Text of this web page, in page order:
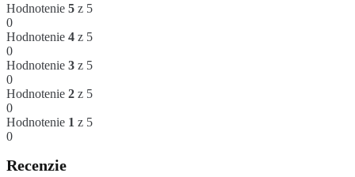
Hodnotenie 5 z 5
0
Hodnotenie 4 z 5
0
Hodnotenie 3 z 5
0
Hodnotenie 2 z 5
0
Hodnotenie 1 z 5
0
Recenzie